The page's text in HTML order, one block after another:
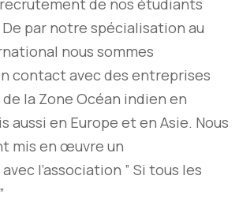
de nos étudiants
par notre spécialisation au
nous sommes
contact avec des entreprises
la Zone Océan indien en
aussi en Europe et en Asie. Nous
mis en œuvre un
l’association ” Si tous les